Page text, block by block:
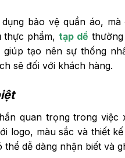
bảo vệ quần áo,
thực phẩm,tạp dề
tạo nên sự thống
sẽ đối với khách hàng.
quan trọng trong việc
logo, màu sắc và thiết
dễ dàng nhận biết và